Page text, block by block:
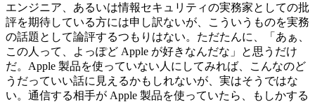
エンジニア、あるいは情報セキュリティの実務家としての批
評を期待している方には申し訳ないが、こういうものを実務
の話題として論評するつもりはない。ただたんに、「あぁ、
この人って、よっぽど Apple が好きなんだな」と思うだけ
だ。Apple 製品を使っていない人にしてみれば、こんなのど
うだっていい話に見えるかもしれないが、実はそうではな
い。通信する相手が Apple 製品を使っていたら、もしかする